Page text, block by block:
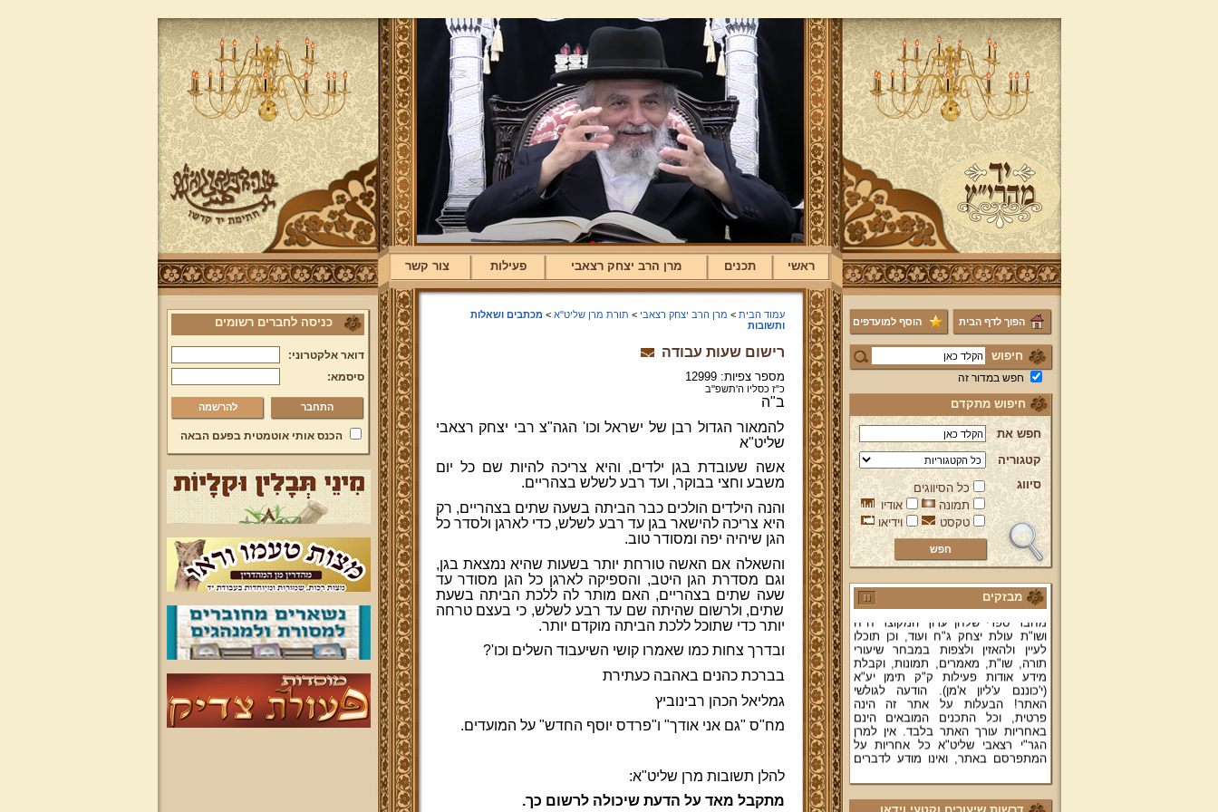
ראשי תכנים מרן הרב יצחק רצאבי פעילות צור קשר
הפוך לדף הבית הוסף למועדפים
חיפוש
חפש במדור זה
חיפוש מתקדם
חפש את
קטגוריה
סיווג
כל הסיווגים
תמונה
אודיו
טקסט
וידיאו
מבזקים
ברוכים הבאים לאתר מהרי"ץ
יד מהרי"ץ - פורטל תורני למורשת יהדות
תימן, האתר הרשמי להנצחת מורשתו
של גאון רבני תימן ותפארתם מהרי"ץ
זצוק"ל. באתר תמצאו גם תכנים תורניים
והלכתיים רבים של מרן הגאון הרב יצחק
רצאבי שליט"א - פוסק עדת תימן,
ושו"ת עולת יצחק ג"ח ועוד, וכן תוכלו
לעיין ולהאזין ולצפות במבחר שיעורי
תורה, שו"ת, מאמרים, תמונות, וקבלת
מידע אודות פעילות ק"ק תימן יע"א
(י'כוננם ע'ליון א'מן). הודעה לגולשי
האתר! הבעלות על אתר זה הינה
פרטית, וכל התכנים המובאים הינם
באחריות עורך האתר בלבד. אין למרן
הגר"י רצאבי שליט"א כל אחריות על
המתפרסם באתר, ואינו מודע לדברים
המפורסמים בו.
עמוד הבית > מרן הרב יצחק רצאבי > תורת מרן שליט"א >מכתבים ושאלות
ותשובות
רישום שעות עבודה
מספר צפיות: 12999
כ"ז כסליו ה'תשפ''ב
ב"ה
להמאור הגדול רבן של ישראל וכו' הגה"צ רבי יצחק רצאבי
שליט"א
אשה שעובדת בגן ילדים, והיא צריכה להיות שם כל יום
משבע וחצי בבוקר, ועד רבע לשלש בצהריים.
והנה הילדים הולכים כבר הביתה בשעה שתים בצהריים, רק
היא צריכה להישאר בגן עד רבע לשלש, כדי לארגן ולסדר כל
הגן שיהיה יפה ומסודר טוב.
והשאלה אם האשה טורחת יותר בשעות שהיא נמצאת בגן,
וגם מסדרת הגן היטב, והספיקה לארגן כל הגן מסודר עד
שעה שתים בצהריים, האם מותר לה ללכת הביתה בשעת
שתים, ולרשום שהיתה שם עד רבע לשלש, כי בעצם טרחה
יותר כדי שתוכל ללכת הביתה מוקדם יותר.
ובדרך צחות כמו שאמרו קושי השיעבוד השלים וכו'?
בברכת כהנים באהבה כעתירת
גמליאל הכהן רבינוביץ
מח"ס "גם אני אודך" ו"פרדס יוסף החדש" על המועדים.
להלן תשובות מרן שליט"א:
מתקבל מאד על הדעת שיכולה לרשום כך.
כניסה לחברים רשומים
דואר אלקטרוני:
סיסמא:
להרשמה
הכנס אותי אוטמטית בפעם הבאה